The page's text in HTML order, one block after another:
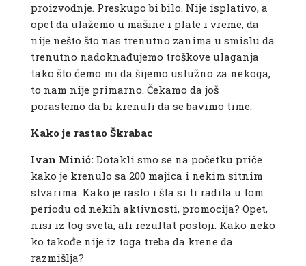
proizvodnje. Preskupo bi bilo. Nije isplativo, a
opet da ulažemo u mašine i plate i vreme, da
nije nešto što nas trenutno zanima u smislu da
trenutno nadoknađujemo troškove ulaganja
tako što ćemo mi da šijemo uslužno za nekoga,
to nam nije primarno. Čekamo da još
porastemo da bi krenuli da se bavimo time.
Kako je rastao Škrabac
Ivan Minić: Dotakli smo se na početku priče
kako je krenulo sa 200 majica i nekim sitnim
stvarima. Kako je raslo i šta si ti radila u tom
periodu od nekih aktivnosti, promocija? Opet,
nisi iz tog sveta, ali rezultat postoji. Kako neko
ko takođe nije iz toga treba da krene da
razmišlja?